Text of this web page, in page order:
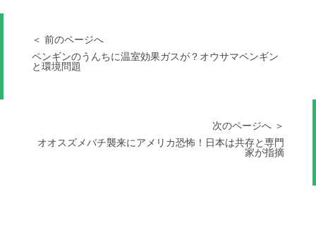
＜ 前のページへ
ペンギンのうんちに温室効果ガスが？オウサマペンギン
と環境問題
次のページへ ＞
オオスズメバチ襲来にアメリカ恐怖！日本は共存と専門
家が指摘